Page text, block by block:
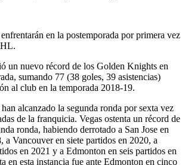
en la postemporada por primera vez
un nuevo récord de los Golden Knights en
sumando 77 (38 goles, 39 asistencias)
al club en la temporada 2018-19.
alcanzado la segunda ronda por sexta vez
de la franquicia. Vegas ostenta un récord de
ronda, habiendo derrotado a San Jose en
a Vancouver en siete partidos en 2020, a
en 2021 y a Edmonton en seis partidos en
en esta instancia fue ante Edmonton en cinco